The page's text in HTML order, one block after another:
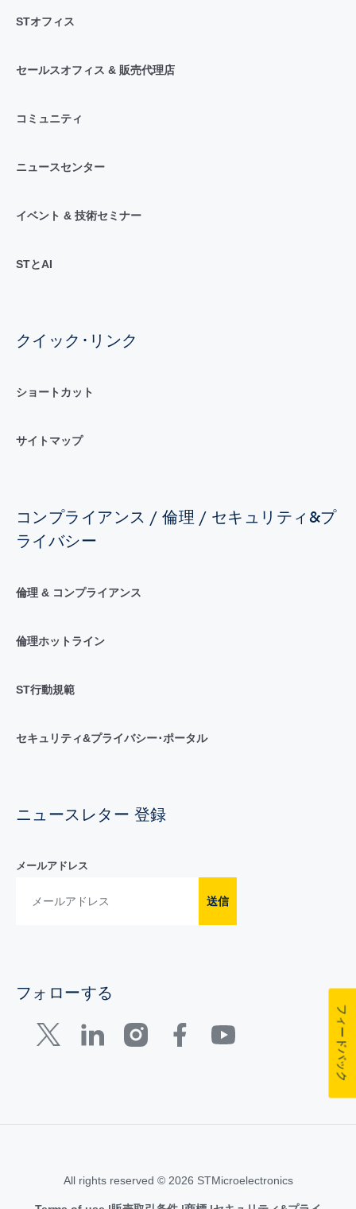
STオフィス
セールスオフィス & 販売代理店
コミュニティ
ニュースセンター
イベント & 技術セミナー
STとAI
クイック･リンク
ショートカット
サイトマップ
コンプライアンス / 倫理 / セキュリティ&プ
ライバシー
倫理 & コンプライアンス
倫理ホットライン
ST行動規範
セキュリティ&プライバシー･ポータル
ニュースレター 登録
メールアドレス
送信
フォローする
All rights reserved © 2026 STMicroelectronics
フィードバック